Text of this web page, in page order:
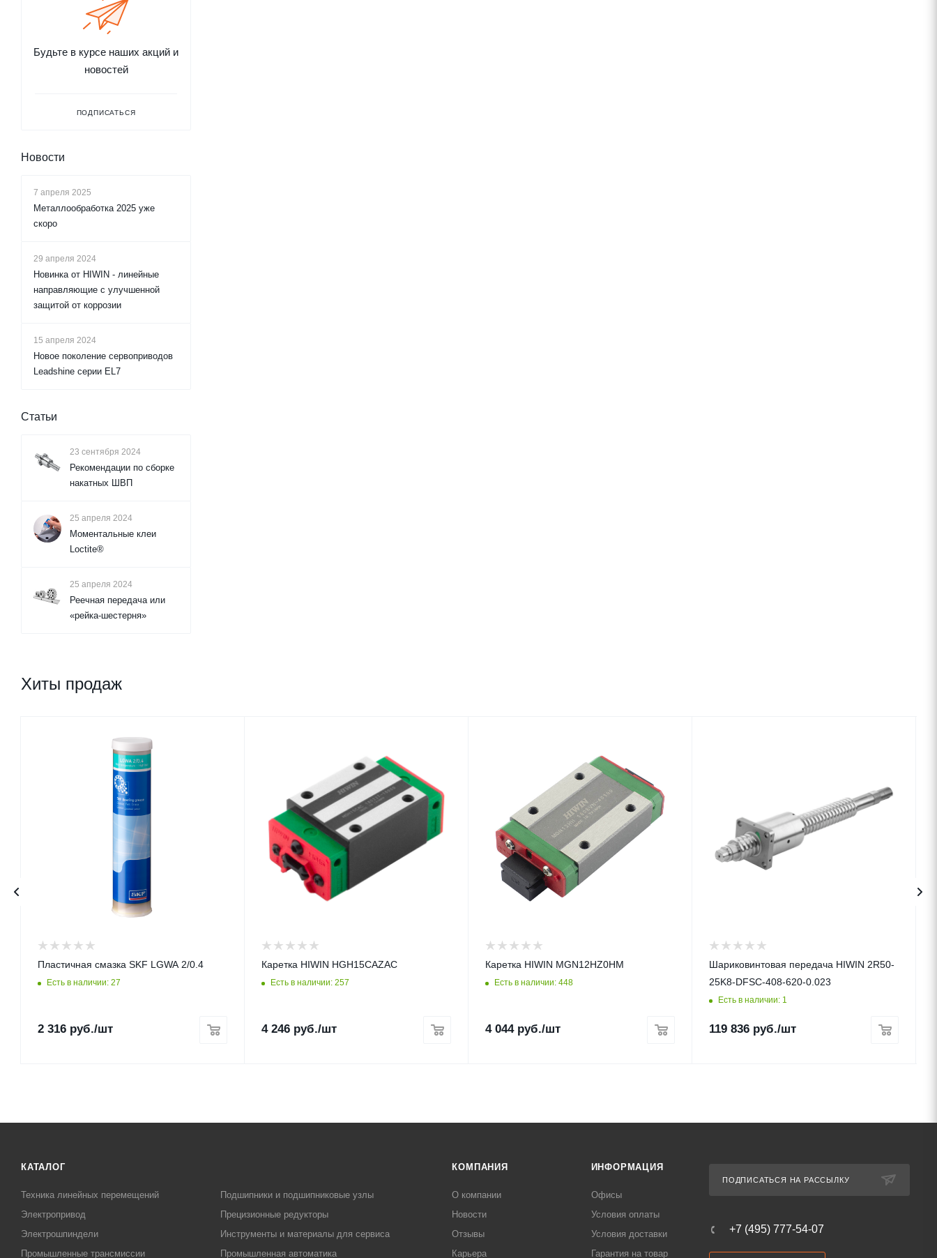
Будьте в курсе наших акций и
новостей
ПОДПИСАТЬСЯ
Новости
7 апреля 2025
Металлообработка 2025 уже
скоро
29 апреля 2024
Новинка от HIWIN - линейные
направляющие с улучшенной
защитой от коррозии
15 апреля 2024
Новое поколение сервоприводов
Leadshine серии EL7
Статьи
23 сентября 2024
Рекомендации по сборке
накатных ШВП
25 апреля 2024
Моментальные клеи
Loctite®
25 апреля 2024
Реечная передача или
«рейка-шестерня»
Хиты продаж
Пластичная смазка SKF LGWA 2/0.4
Есть в наличии: 27
2 316 руб./шт
Каретка HIWIN HGH15CAZAC
Есть в наличии: 257
4 246 руб./шт
Каретка HIWIN MGN12HZ0HM
Есть в наличии: 448
4 044руб./шт
Шариковинтовая передача HIWIN 2R50-
25K8-DFSC-408-620-0.023
Есть в наличии: 1
119 836 руб./шт
КАТАЛОГ
Техника линейных перемещений
Подшипники и подшипниковые узлы
Электропривод
Прецизионные редукторы
Электрошпиндели
Инструменты и материалы для сервиса
Промышленные трансмиссии
Промышленная автоматика
КОМПАНИЯ
О компании
Новости
Отзывы
Карьера
ИНФОРМАЦИЯ
Офисы
Условия оплаты
Условия доставки
Гарантия на товар
ПОДПИСАТЬСЯ НА РАССЫЛКУ
+7 (495) 777-54-07